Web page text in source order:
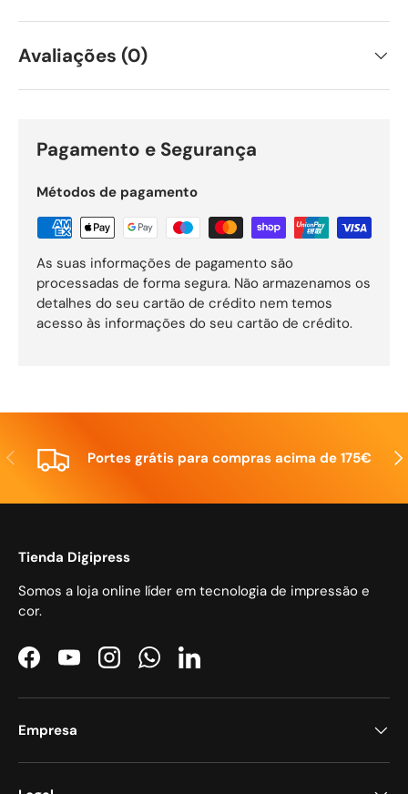
Avaliações (0)
Pagamento e Segurança
Métodos de pagamento
As suas informações de pagamento são
processadas de forma segura. Não armazenamos os
detalhes do seu cartão de crédito nem temos
acesso às informações do seu cartão de crédito.
Anterior Portes grátis para compras acima de 175€
Tienda Digipress
Somos a loja online líder em tecnologia de impressão e
cor.
FacebookYouTubeInstagramWhatsAppLinkedIn
Empresa